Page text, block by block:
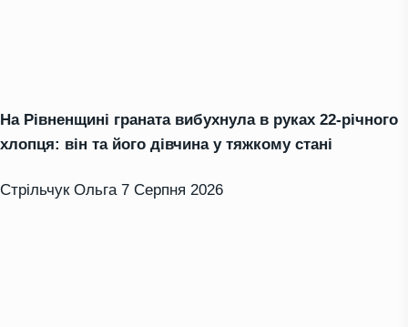
На Рівненщині граната вибухнула в руках 22-річного
хлопця: він та його дівчина у тяжкому стані
Стрільчук Ольга 7 Серпня 2026